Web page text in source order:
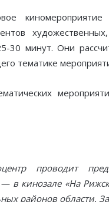
30 минут. Они
тематике
проводит
в кинозале «На
районов области.